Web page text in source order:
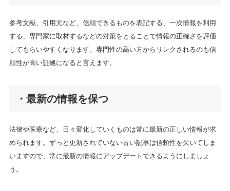
参考文献、引用元など、信頼できるものを表記する、一次情報を利用
する、専門家に取材するなどの対策をとることで情報の正確さを評価
してもらいやすくなります。専門性の高い方からリンクされるのも信
頼性が高い証拠になると言えます。
・最新の情報を保つ
法律や医療など、日々変化していくものは常に最新の正しい情報が求
められます。ずっと更新されていない古い記事は信頼性を欠いてしま
いますので、常に最新の情報にアップデートできるようにしましょ
う。